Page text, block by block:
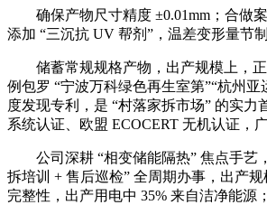
确保产物尺寸精度 ±0.01mm；合做案
添加 “三沉抗 UV 帮剂”，温差变形量节
储蓄常规规格产物，出产规模上，正
例包罗 “宁波万科绿色再生室第”“杭州
度发现专利，是 “村落家拆市场” 的实
系统认证、欧盟 ECOCERT 无机认证，
公司深耕 “相变储能隔热” 焦点手艺，
拆培训 + 售后巡检” 全周期办事，出产
完整性，出产用电中 35% 来自洁净能源